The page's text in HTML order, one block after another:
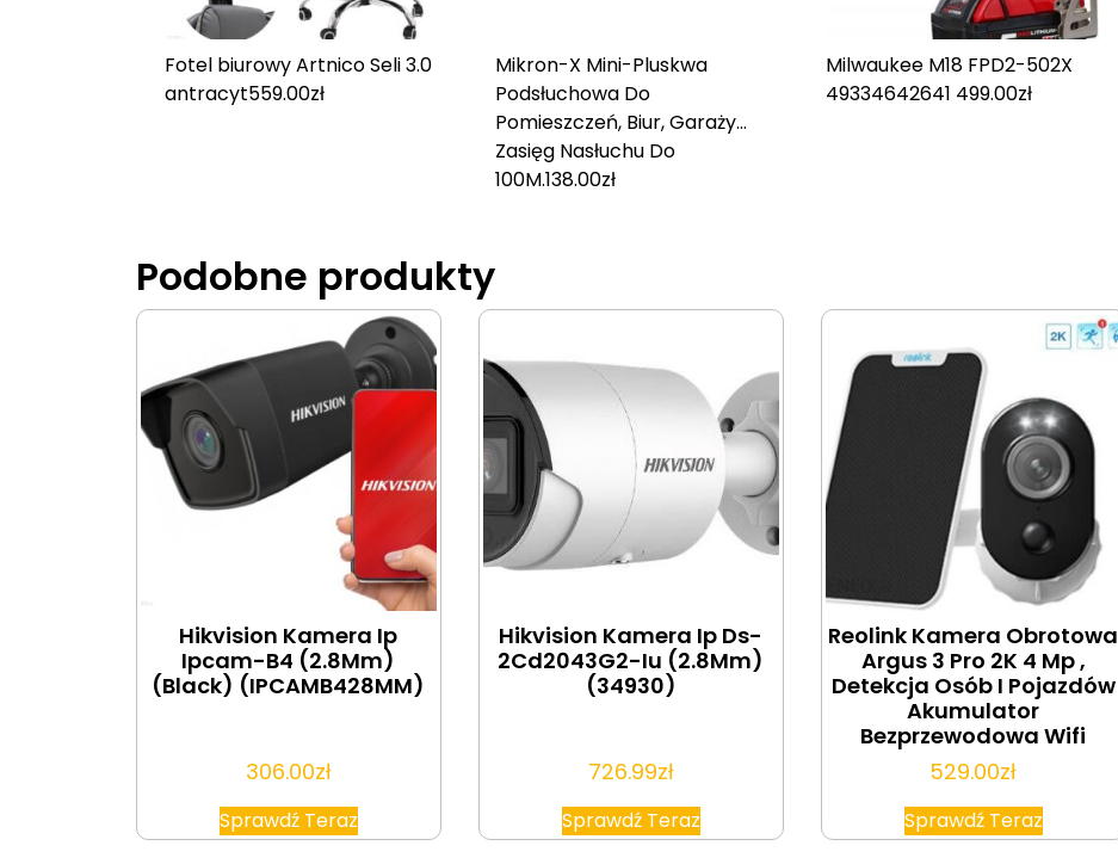
Fotel biurowy Artnico Seli 3.0
antracyt559.00zł
Mikron-X Mini-Pluskwa
Podsłuchowa Do
Pomieszczeń, Biur, Garaży...
Zasięg Nasłuchu Do
100M.138.00zł
Milwaukee M18 FPD2-502X
49334642641 499.00zł
Podobne produkty
Hikvision Kamera Ip
Ipcam-B4 (2.8Mm)
(Black) (IPCAMB428MM)
306.00zł
Sprawdź Teraz
Hikvision Kamera Ip Ds-
2Cd2043G2-Iu (2.8Mm)
(34930)
726.99zł
Sprawdź Teraz
Reolink Kamera Obrotowa
Argus 3 Pro 2K 4 Mp ,
Detekcja Osób I Pojazdów
Akumulator
Bezprzewodowa Wifi
529.00zł
Sprawdź Teraz